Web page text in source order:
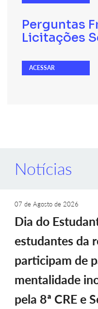
Perguntas
Licitações
ACESSAR
Notícias
07 de Agosto de 2026
Dia do
estudantes da
participam de
mentalidade
pela 8ª CRE e